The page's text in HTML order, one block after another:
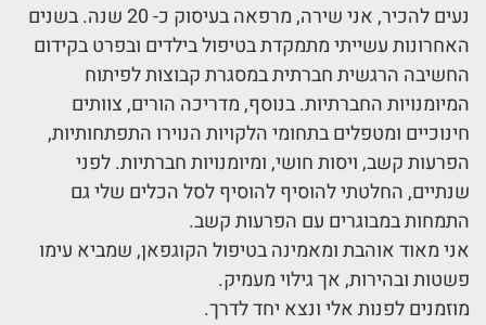
נעים להכיר, אני שירה, מרפאה בעיסוק כ- 20 שנה. בשנים
האחרונות עשייתי מתמקדת בטיפול בילדים ובפרט בקידום
החשיבה הרגשית חברתית במסגרת קבוצות לפיתוח
המיומנויות החברתיות. בנוסף, מדריכה הורים, צוותים
חינוכיים ומטפלים בתחומי הלקויות הנוירו התפתחותיות,
הפרעות קשב, ויסות חושי, ומיומנויות חברתיות. לפני
שנתיים, החלטתי להוסיף להוסיף לסל הכלים שלי גם
התמחות במבוגרים עם הפרעות קשב.
אני מאוד אוהבת ומאמינה בטיפול הקוגפאן, שמביא עימו
פשטות ובהירות, אך גילוי מעמיק.
מוזמנים לפנות אלי ונצא יחד לדרך.